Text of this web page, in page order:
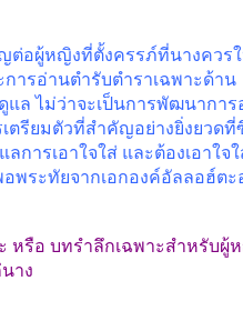
ผู้หญิงที่ตั้งครรภ์ที่นางควร
การอ่านตำรับตำราเฉพาะด้าน
แล ไม่ว่าจะเป็นการพัฒนากา
ตรียมตัวที่สำคัญอย่างยิ่งยวด
การเอาใจใส่ และต้องเอาใจ
พระทัยจากเอกองค์อัลลอฮ์ต
หรือ บทรำลึกเฉพาะสำหรับผู้
าง